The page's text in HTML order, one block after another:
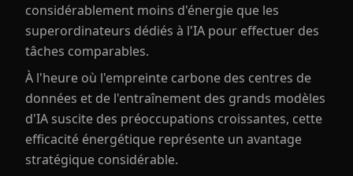
considérablement moins d'énergie que les
superordinateurs dédiés à l'IA pour effectuer des
tâches comparables.
À l'heure où l'empreinte carbone des centres de
données et de l'entraînement des grands modèles
d'IA suscite des préoccupations croissantes, cette
efficacité énergétique représente un avantage
stratégique considérable.